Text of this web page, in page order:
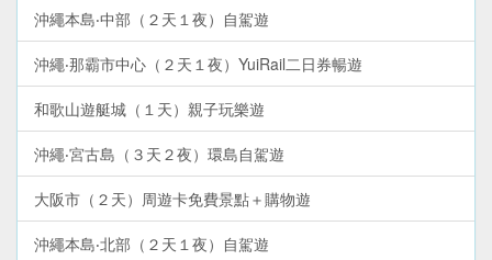
沖繩本島‧中部（２天１夜）自駕遊
沖繩‧那霸市中心（２天１夜）YuiRail二日券暢遊
和歌山遊艇城（１天）親子玩樂遊
沖繩‧宮古島（３天２夜）環島自駕遊
大阪市（２天）周遊卡免費景點＋購物遊
沖繩本島‧北部（２天１夜）自駕遊